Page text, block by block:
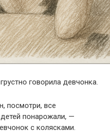
говорила девчонка.
посмотри, все
понарожали, —
с колясками.